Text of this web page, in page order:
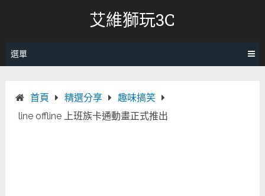
艾維獅玩3C
選單
首頁 精選分享
趣味搞笑
line offline 上班族卡通動畫正式推出